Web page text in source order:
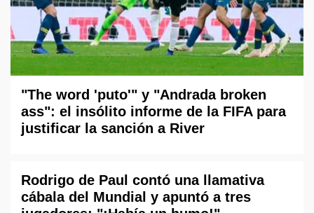
"The word 'puto'" y "Andrada broken
ass": el insólito informe de la FIFA para
justificar la sanción a River
Rodrigo de Paul contó una llamativa
cábala del Mundial y apuntó a tres